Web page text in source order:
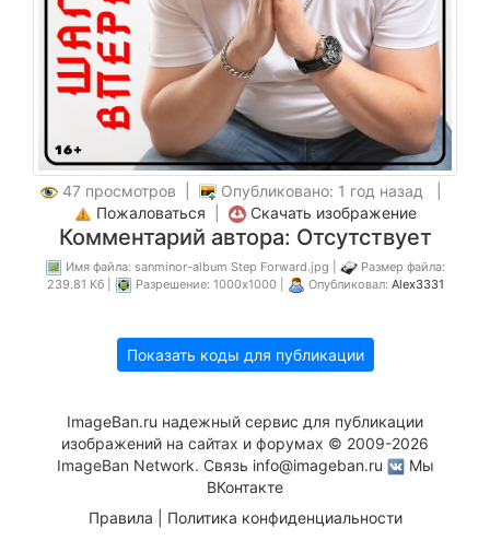
47 просмотров |
Опубликовано: 1 год назад |
Пожаловаться
Скачать изображение
Комментарий автора: Отсутствует
Имя файла: sanminor-album Step Forward.jpg |
Размер файла:
239.81 Кб |
Разрешение: 1000x1000 | Опубликовал: Alex3331
Показать коды для публикации
ImageBan.ru надежный сервис для публикации
изображений на сайтах и форумах © 2009-2026
ImageBan Network. Связь info@imageban.ru
Мы
ВКонтакте
Правила
Политика конфиденциальности